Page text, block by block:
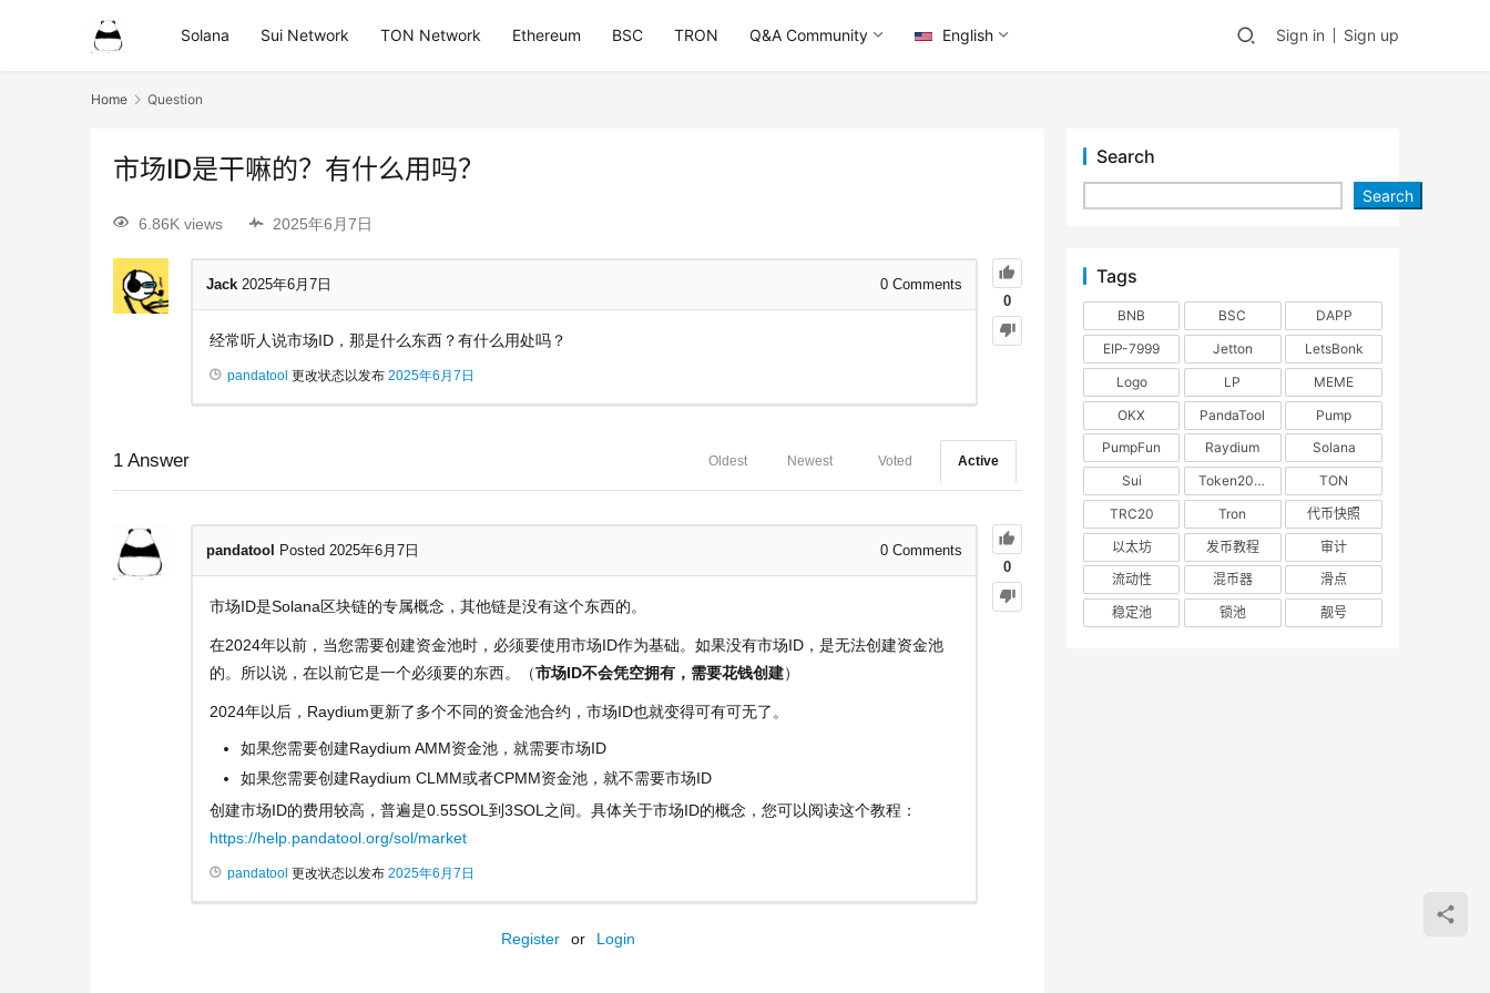
Solana Sui Network TON Network Ethereum BSC TRON Q&A Community English Sign in Sign up
Home Question
市场ID是干嘛的？有什么用吗？
6.86K views 2025年6月7日
0
Jack 2025年6月7日 0 Comments
经常听人说市场ID，那是什么东西？有什么用处吗？
pandatool 更改状态以发布 2025年6月7日
1 Answer Active
Voted
Newest
Oldest
0
pandatool Posted 2025年6月7日 0 Comments
市场ID是Solana区块链的专属概念，其他链是没有这个东西的。
在2024年以前，当您需要创建资金池时，必须要使用市场ID作为基础。如果没有市场ID，是无法创建资金池
的。所以说，在以前它是一个必须要的东西。（市场ID不会凭空拥有，需要花钱创建）
2024年以后，Raydium更新了多个不同的资金池合约，市场ID也就变得可有可无了。
如果您需要创建Raydium AMM资金池，就需要市场ID
如果您需要创建Raydium CLMM或者CPMM资金池，就不需要市场ID
创建市场ID的费用较高，普遍是0.55SOL到3SOL之间。具体关于市场ID的概念，您可以阅读这个教程：
https://help.pandatool.org/sol/market
pandatool 更改状态以发布 2025年6月7日
Register or Login
Search
Search
Tags
BNB BSC
DAPP
EIP-7999
Jetton
LetsBonk
Logo
LP
MEME
OKX
PandaTool
Pump
PumpFun
Raydium
Solana
Sui
Token2022
TON
TRC20
Tron
代币快照
以太坊
发币教程
审计
流动性
混币器
滑点
稳定池
锁池 靓号